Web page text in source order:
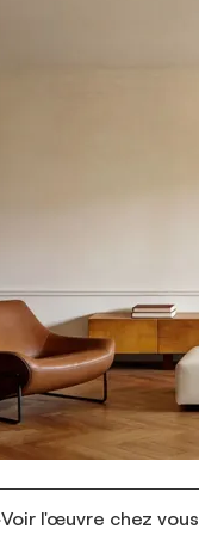
Voir l'œuvre chez vous